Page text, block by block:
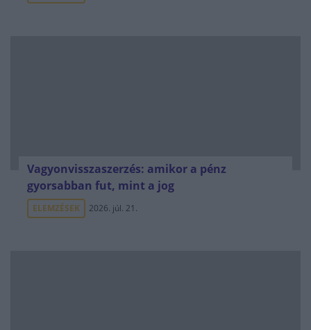
Vagyonvisszaszerzés: amikor a pénz
gyorsabban fut, mint a jog
ELEMZÉSEK 2026. júl. 21.